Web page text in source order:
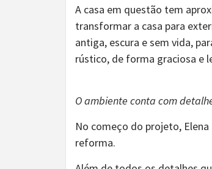
A casa em questão tem
transformar a casa para
antiga, escura e sem vida,
rústico, de forma graciosa e
O ambiente conta com
No começo do projeto,
reforma.